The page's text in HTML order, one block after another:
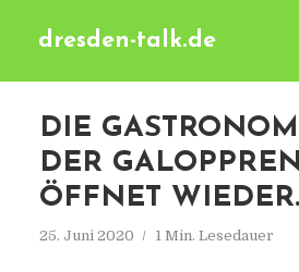
dresden-talk.de
DIE
DER
ÖFFNET WIEDER.
25. Juni 2020 1 Min. Lesedauer